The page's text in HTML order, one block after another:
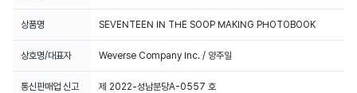
상품명 SEVENTEEN IN THE SOOP MAKING PHOTOBOOK
상호명/대표자 Weverse Company Inc. / 양주일
통신판매업 신고 제 2022-성남분당A-0557 호